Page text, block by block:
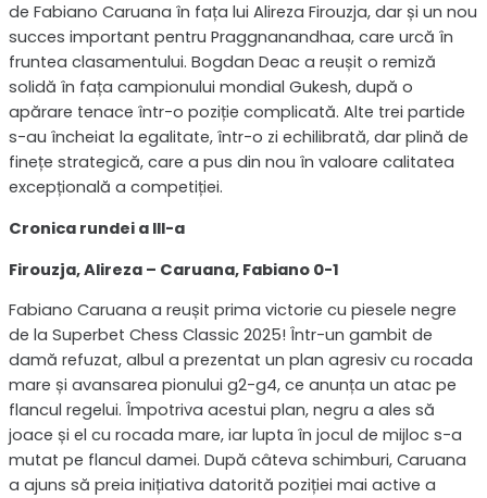
de Fabiano Caruana în fața lui Alireza Firouzja, dar și un nou
succes important pentru Praggnanandhaa, care urcă în
fruntea clasamentului. Bogdan Deac a reușit o remiză
solidă în fața campionului mondial Gukesh, după o
apărare tenace într-o poziție complicată. Alte trei partide
s-au încheiat la egalitate, într-o zi echilibrată, dar plină de
finețe strategică, care a pus din nou în valoare calitatea
excepțională a competiției.
Cronica rundei a III-a
Firouzja, Alireza – Caruana, Fabiano 0-1
Fabiano Caruana a reușit prima victorie cu piesele negre
de la Superbet Chess Classic 2025! Într-un gambit de
damă refuzat, albul a prezentat un plan agresiv cu rocada
mare și avansarea pionului g2-g4, ce anunța un atac pe
flancul regelui. Împotriva acestui plan, negru a ales să
joace și el cu rocada mare, iar lupta în jocul de mijloc s-a
mutat pe flancul damei. După câteva schimburi, Caruana
a ajuns să preia inițiativa datorită poziției mai active a